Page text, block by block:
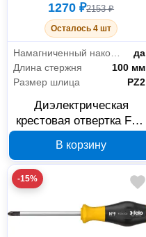
1270 ₽2153 ₽
Осталось 4 шт
Намагниченный наконечник
да
Длина стержня
100 мм
Размер шлица
PZ2
Диэлектрическая
крестовая отвертка Felo
В корзину
-15%